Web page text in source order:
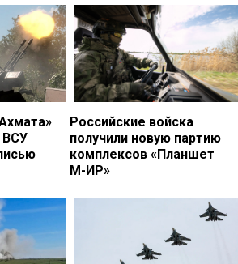
ВСУ
Российские войска
получили новую партию
комплексов «Планшет
М-ИР»